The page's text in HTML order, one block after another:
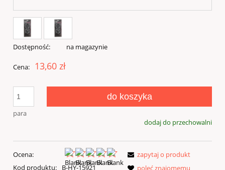
Dostępność: na magazynie
Cena: 13,60 zł
para
do koszyka
dodaj do przechowalni
Ocena:
Kod produktu:
B-HY-15921
zapytaj o produkt
poleć znajomemu